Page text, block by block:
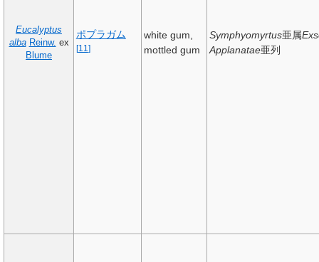
Eucalyptus
alba Reinw. ex
Blume
ポプラガム
[11 ]
white gum,
mottled gum
Symphyomyrtus亜属
Applanatae亜列